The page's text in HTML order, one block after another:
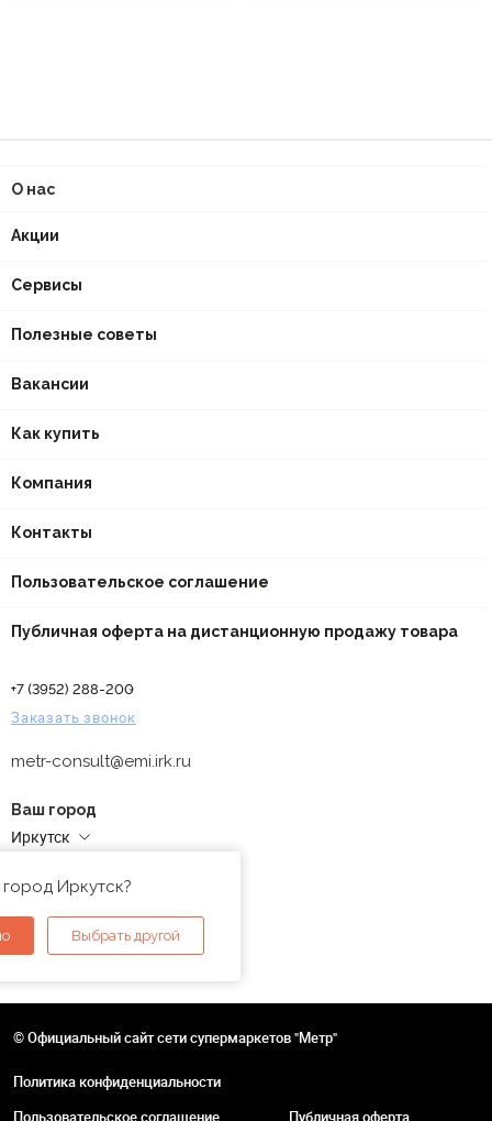
О нас
Акции
Сервисы
Полезные советы
Вакансии
Как купить
Компания
Контакты
Пользовательское соглашение
Публичная оферта на дистанционную продажу товара
+7 (3952) 288-200
Заказать звонок
metr-consult@emi.irk.ru
Ваш город
Иркутск
Иркутск?
Выбрать другой
© Официальный сайт сети супермаркетов "Метр"
Политика конфиденциальности
Пользовательское соглашение
Публичная оферта